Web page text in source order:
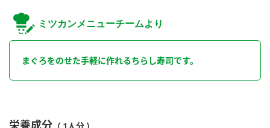
ミツカンメニューチームより
まぐろをのせた手軽に作れるちらし寿司です。
栄養成分